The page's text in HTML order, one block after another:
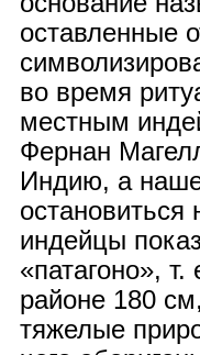
оставленные
во время
местным
Фернан
Индию, а
индейцы
«патагоно»,
районе 180
тяжелые